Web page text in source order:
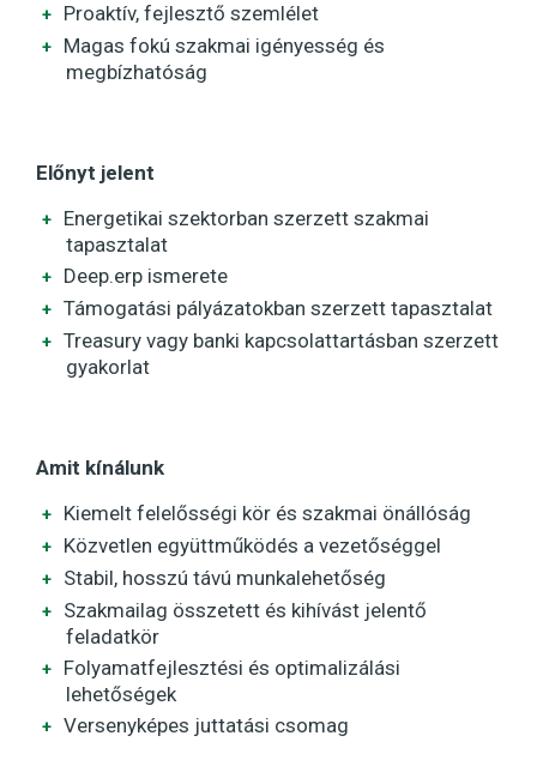
Proaktív, fejlesztő szemlélet
Magas fokú szakmai igényesség és
megbízhatóság
Előnyt jelent
Energetikai szektorban szerzett szakmai
tapasztalat
Deep.erp ismerete
Támogatási pályázatokban szerzett tapasztalat
Treasury vagy banki kapcsolattartásban szerzett
gyakorlat
Amit kínálunk
Kiemelt felelősségi kör és szakmai önállóság
Közvetlen együttműködés a vezetőséggel
Stabil, hosszú távú munkalehetőség
Szakmailag összetett és kihívást jelentő
feladatkör
Folyamatfejlesztési és optimalizálási
lehetőségek
Versenyképes juttatási csomag